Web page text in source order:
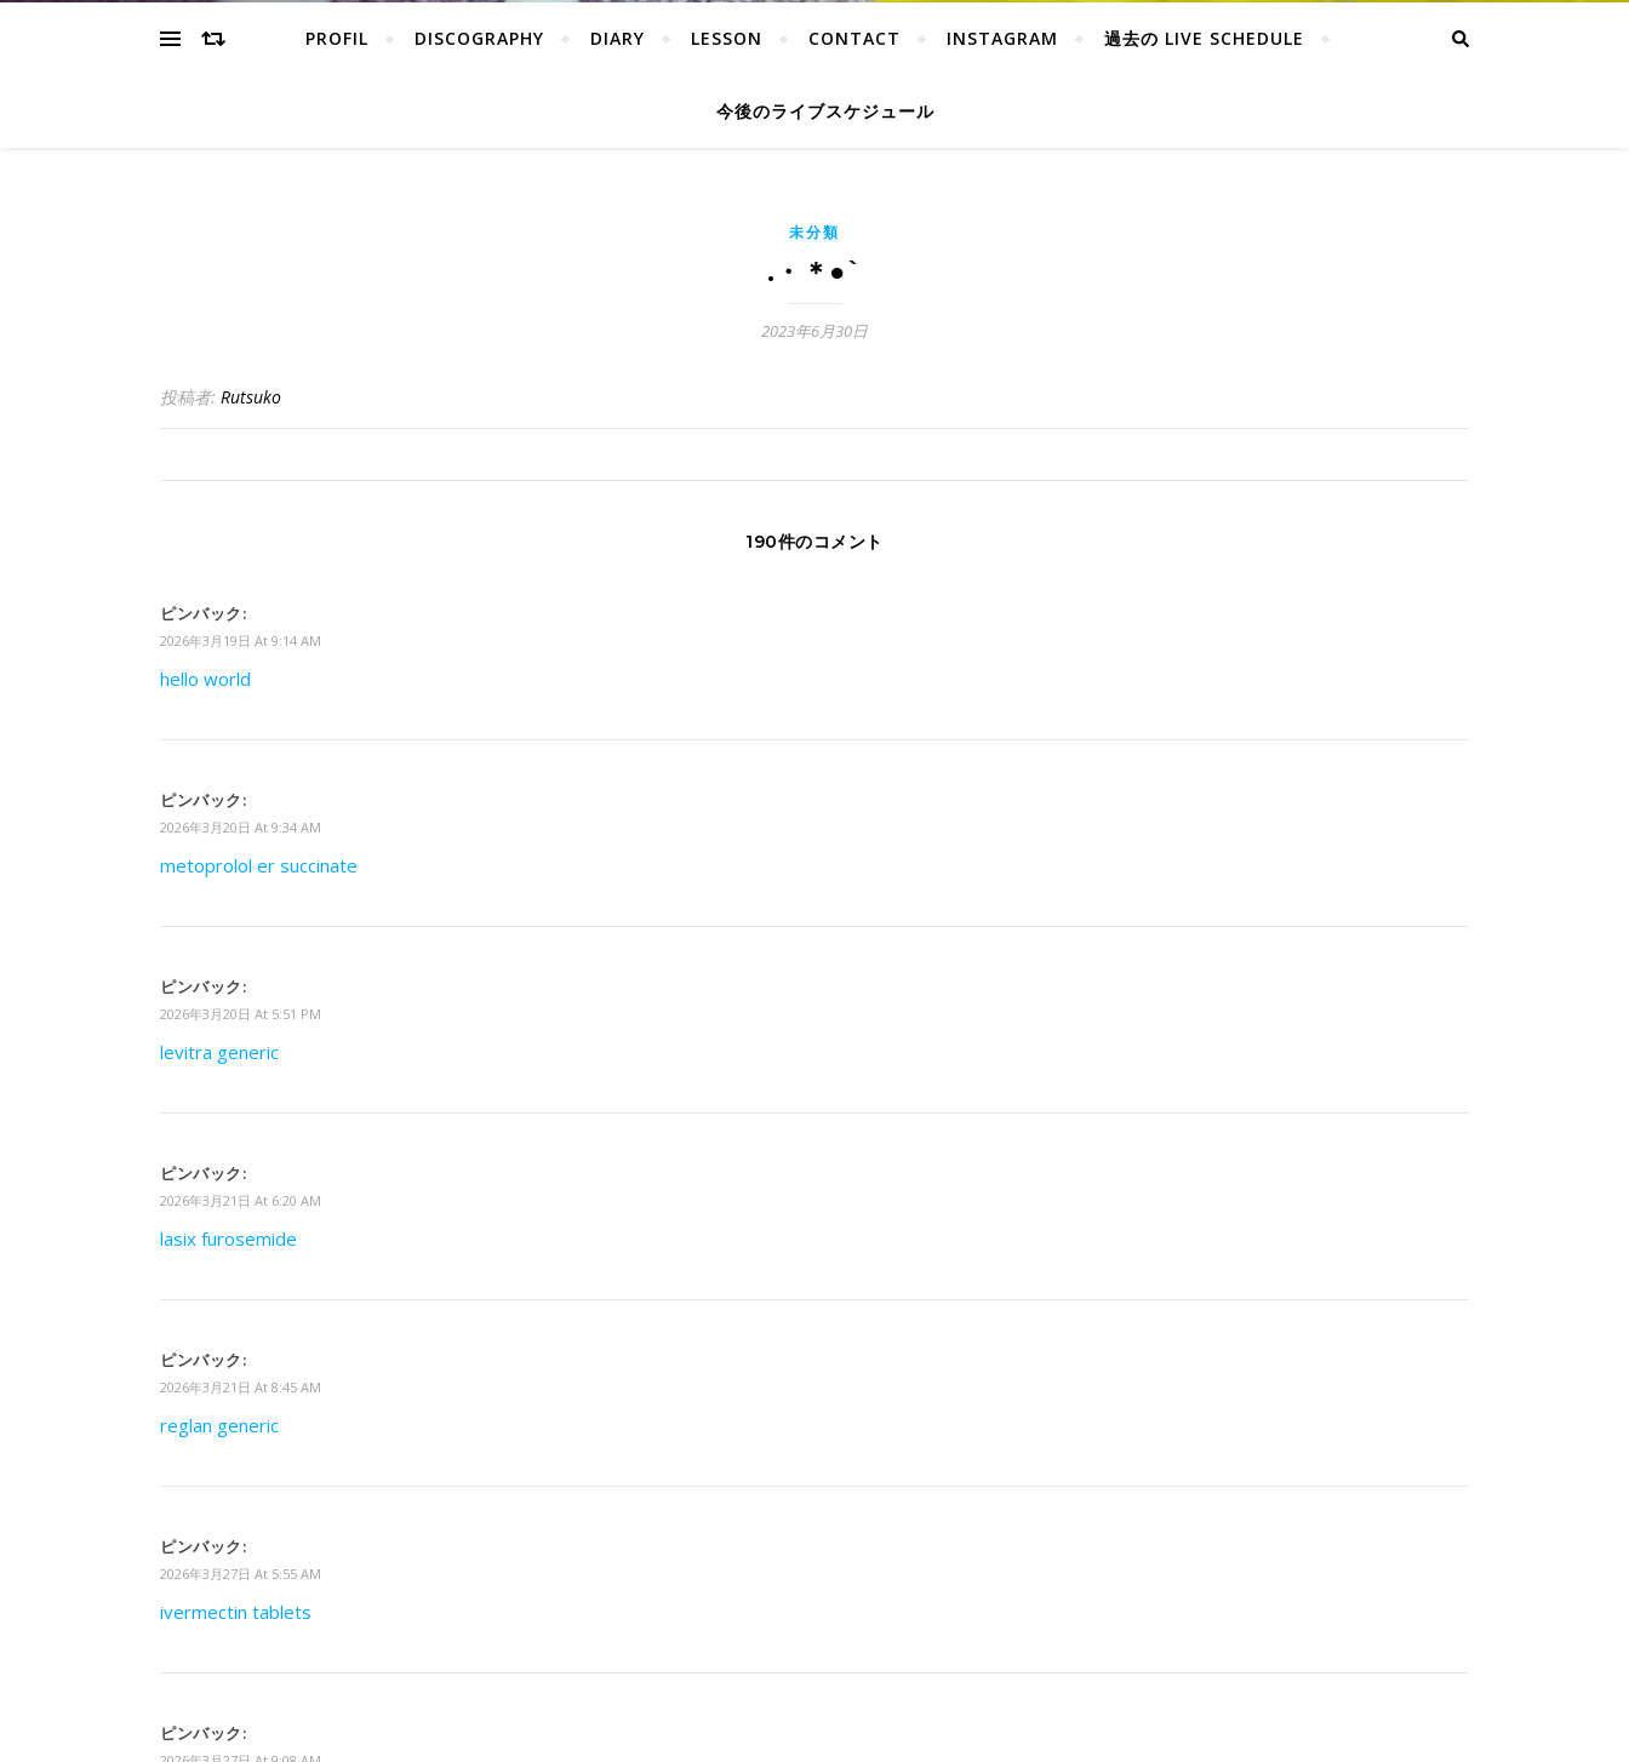
PROFIL DISCOGRAPHY DIARY LESSON CONTACT INSTAGRAM 過去の LIVE SCHEDULE
今後のライブスケジュール
未分類
.・＊●`
2023年6月30日
投稿者: Rutsuko
190件のコメント
ピンバック:
2026年3月19日 At 9:14 AM
hello world
ピンバック:
2026年3月20日 At 9:34 AM
metoprolol er succinate
ピンバック:
2026年3月20日 At 5:51 PM
levitra generic
ピンバック:
2026年3月21日 At 6:20 AM
lasix furosemide
ピンバック:
2026年3月21日 At 8:45 AM
reglan generic
ピンバック:
2026年3月27日 At 5:55 AM
ivermectin tablets
ピンバック: